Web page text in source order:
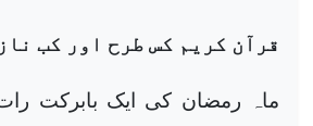
قرآن کریم کس طرح اور کب
ماہ رمضان کی ایک بابرکت رات